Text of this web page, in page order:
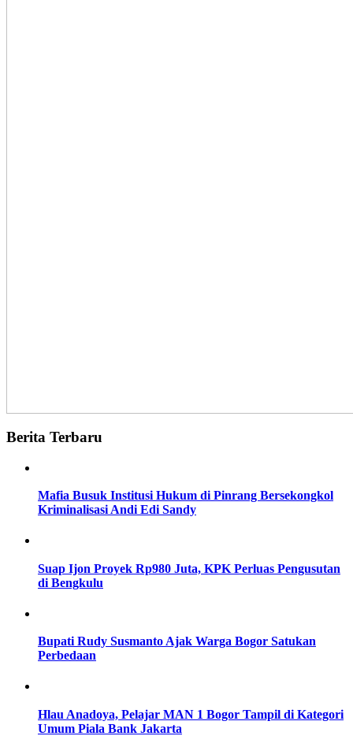
Berita Terbaru
Mafia Busuk Institusi Hukum di Pinrang Bersekongkol
Kriminalisasi Andi Edi Sandy
Suap Ijon Proyek Rp980 Juta, KPK Perluas Pengusutan
di Bengkulu
Bupati Rudy Susmanto Ajak Warga Bogor Satukan
Perbedaan
Hlau Anadoya, Pelajar MAN 1 Bogor Tampil di Kategori
Umum Piala Bank Jakarta